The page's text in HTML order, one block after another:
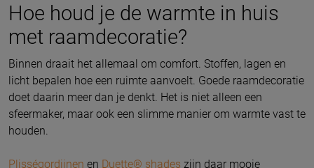
Hoe houd je de warmte in huis
met raamdecoratie?
Binnen draait het allemaal om comfort. Stoffen, lagen en
licht bepalen hoe een ruimte aanvoelt. Goede raamdecoratie
doet daarin meer dan je denkt. Het is niet alleen een
sfeermaker, maar ook een slimme manier om warmte vast te
houden.
Plisségordijnen en Duette® shades zijn daar mooie